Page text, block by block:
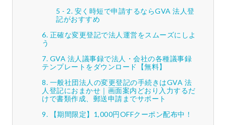
安く時短で申請するならGVA 法人登
記がおすすめ
正確な変更登記で法人運営をスムーズにしよ
う
GVA 法人議事録で法人・会社の各種議事録
テンプレートをダウンロード【無料】
一般社団法人の変更登記の手続きはGVA 法
人登記におまかせ｜画面案内どおり入力するだ
けで書類作成、郵送申請までサポート
【期間限定】1,000円OFFクーポン配布中！